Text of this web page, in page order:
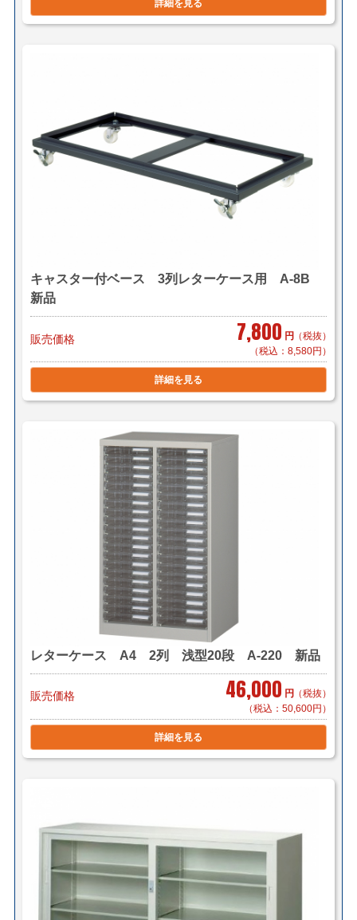
詳細を見る
キャスター付ベース 3列レターケース用 A-8B
新品
販売価格 7,800 円 （税抜）
（税込：8,580円）
詳細を見る
レターケース A4 2列 浅型20段 A-220 新品
販売価格 46,000 円 （税抜）
（税込：50,600円）
詳細を見る